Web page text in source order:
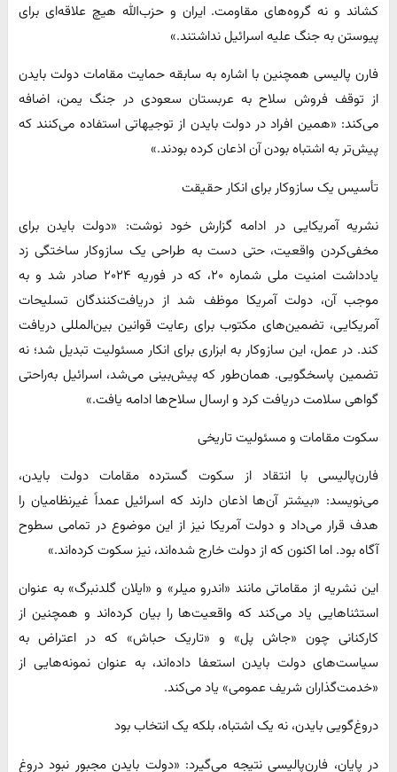
کشاند و نه گروه‌های مقاومت. ایران و حزب‌الله هیچ علاقه‌ای برای
پیوستن به جنگ علیه اسرائیل نداشتند.»
فارن پالیسی همچنین با اشاره به سابقه حمایت مقامات دولت بایدن
از توقف فروش سلاح به عربستان سعودی در جنگ یمن، اضافه
می‌کند: «همین افراد در دولت بایدن از توجیهاتی استفاده می‌کنند که
پیش‌تر به اشتباه بودن آن اذعان کرده بودند.»
تأسیس یک سازوکار برای انکار حقیقت
نشریه آمریکایی در ادامه گزارش خود نوشت: «دولت بایدن برای
مخفی‌کردن واقعیت، حتی دست به طراحی یک سازوکار ساختگی زد
یادداشت امنیت ملی شماره ۲۰، که در فوریه ۲۰۲۴ صادر شد و به
موجب آن، دولت آمریکا موظف شد از دریافت‌کنندگان تسلیحات
آمریکایی، تضمین‌های مکتوب برای رعایت قوانین بین‌المللی دریافت
کند. در عمل، این سازوکار به ابزاری برای انکار مسئولیت تبدیل شد؛ نه
تضمین پاسخگویی. همان‌طور که پیش‌بینی می‌شد، اسرائیل به‌راحتی
گواهی سلامت دریافت کرد و ارسال سلاح‌ها ادامه یافت.»
سکوت مقامات و مسئولیت تاریخی
فارن‌پالیسی با انتقاد از سکوت گسترده مقامات دولت بایدن،
می‌نویسد: «بیشتر آن‌ها اذعان دارند که اسرائیل عمداً غیرنظامیان را
هدف قرار می‌داد و دولت آمریکا نیز از این موضوع در تمامی سطوح
آگاه بود. اما اکنون که از دولت خارج شده‌اند، نیز سکوت کرده‌اند.»
این نشریه از مقاماتی مانند «اندرو میلر» و «ایلان گلدنبرگ» به عنوان
استثناهایی یاد می‌کند که واقعیت‌ها را بیان کرده‌اند و همچنین از
کارکنانی چون «جاش پل» و «تاریک حباش» که در اعتراض به
سیاست‌های دولت بایدن استعفا داده‌اند، به عنوان نمونه‌هایی از
«خدمت‌گذاران شریف عمومی» یاد می‌کند.
دروغ‌گویی بایدن، نه یک اشتباه، بلکه یک انتخاب بود
در پایان، فارن‌پالیسی نتیجه می‌گیرد: «دولت بایدن مجبور نبود دروغ